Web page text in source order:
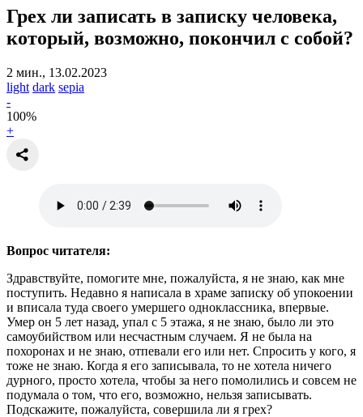
Грех ли записать в записку человека,
который, возможно, покончил с собой?
2 мин., 13.02.2023
light dark sepia
-
100%
+
Вопрос читателя:
Здравствуйте, помогите мне, пожалуйста, я не знаю, как мне
поступить. Недавно я написала в храме записку об упокоении
и вписала туда своего умершего одноклассника, впервые.
Умер он 5 лет назад, упал с 5 этажа, я не знаю, было ли это
самоубийством или несчастным случаем. Я не была на
похоронах и не знаю, отпевали его или нет. Спросить у кого, я
тоже не знаю. Когда я его записывала, то не хотела ничего
дурного, просто хотела, чтобы за него помолились и совсем не
подумала о том, что его, возможно, нельзя записывать.
Подскажите, пожалуйста, совершила ли я грех?